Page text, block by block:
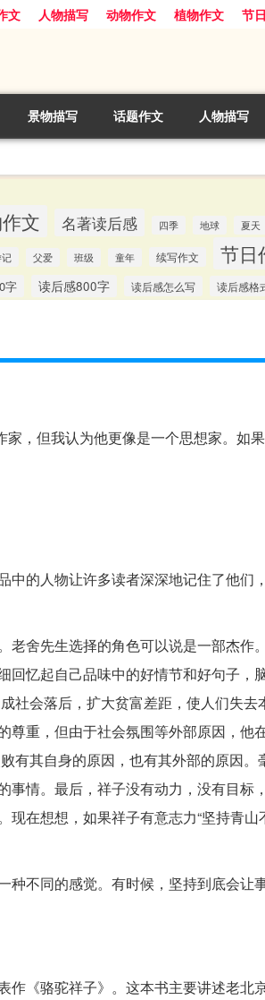
文 人物描写 动物作文 植物作文 节
景物描写 话题作文 人物描写
文 名著读后感 四季 地球 夏天
父爱 班级 童年 续写作文 节日
字 读后感800字 读后感怎么写 读后感格
，但我认为他更像是一个思想家。如
的人物让许多读者深深地记住了他们
舍先生选择的角色可以说是一部杰作
忆起自己品味中的好情节和好句子，
会落后，扩大贫富差距，使人们失去
重，但由于社会氛围等外部原因，他
有其自身的原因，也有其外部的原因
情。最后，祥子没有动力，没有目标
在想想，如果祥子有意志力“坚持青山
不同的感觉。有时候，坚持到底会让
《骆驼祥子》。这本书主要讲述老北